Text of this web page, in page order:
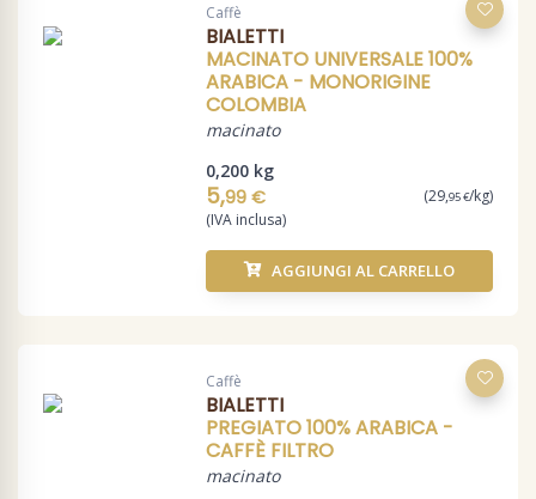
Caffè
BIALETTI
MACINATO UNIVERSALE 100%
ARABICA - MONORIGINE
COLOMBIA
macinato
0,200 kg
5,99 € (29,95 €/kg)
(IVA inclusa)
AGGIUNGI AL CARRELLO
Caffè
BIALETTI
PREGIATO 100% ARABICA -
CAFFÈ FILTRO
macinato